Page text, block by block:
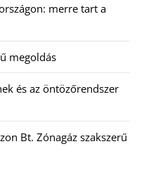
merre tart a
megoldás
és az öntözőrendszer
Bt. Zónagáz szakszerű